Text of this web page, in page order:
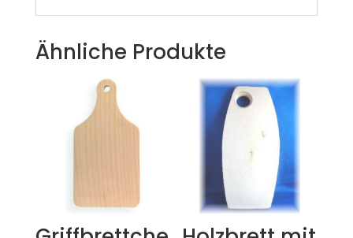
Ähnliche Produkte